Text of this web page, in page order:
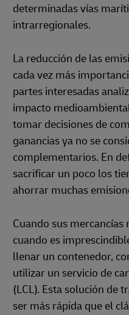
determinadas vías
intrarregionales.
La reducción de las
cada vez más
partes interesadas
impacto
tomar decisiones de
ganancias ya no se
complementarios. En
sacrificar un poco los
ahorrar muchas
Cuando sus
cuando es
llenar un contenedor,
utilizar un servicio de
(LCL). Esta solución de
ser más rápida que el